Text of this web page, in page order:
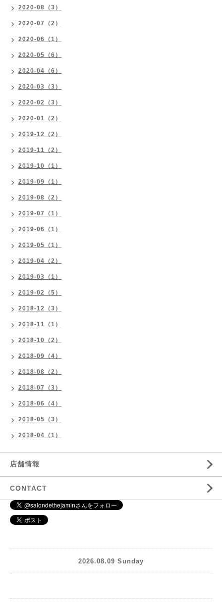
2020-08（3）
2020-07（2）
2020-06（1）
2020-05（6）
2020-04（6）
2020-03（3）
2020-02（3）
2020-01（2）
2019-12（2）
2019-11（2）
2019-10（1）
2019-09（1）
2019-08（2）
2019-07（1）
2019-06（1）
2019-05（1）
2019-04（2）
2019-03（1）
2019-02（5）
2018-12（3）
2018-11（1）
2018-10（2）
2018-09（4）
2018-08（2）
2018-07（3）
2018-06（4）
2018-05（3）
2018-04（1）
店舗情報
CONTACT
2026.08.09 Sunday